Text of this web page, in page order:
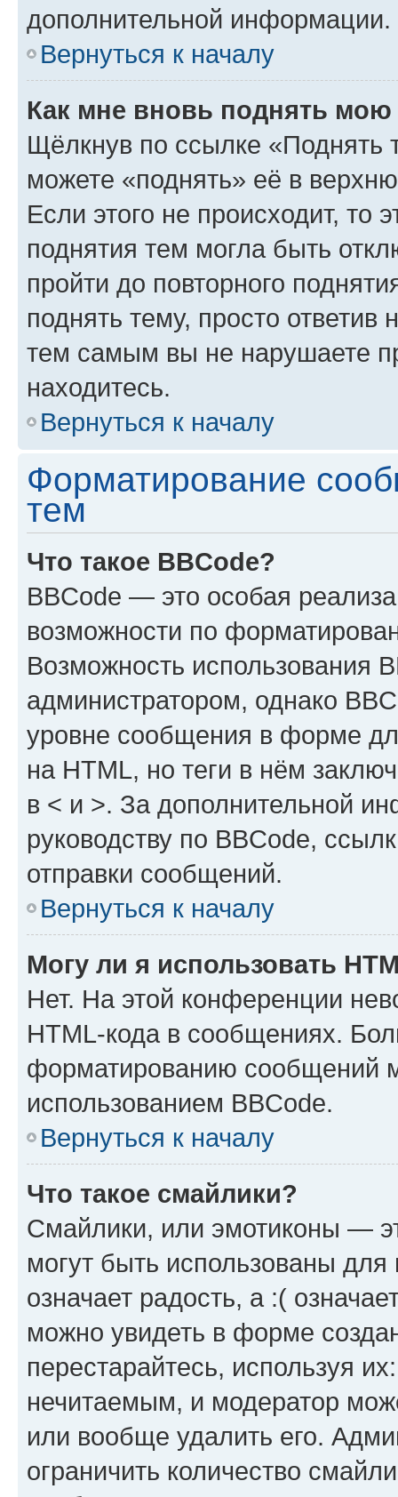
дополнительной информации.
Вернуться к началу
Как мне вновь поднять мою
Щёлкнув по ссылке «Поднять
можете «поднять» её в
Если этого не происходит, то
поднятия тем могла быть
пройти до повторного
поднять тему, просто ответив
тем самым вы не нарушаете
находитесь.
Вернуться к началу
Форматирование
тем
Что такое BBCode?
BBCode — это особая
возможности по
Возможность использования
администратором, однако
уровне сообщения в форме
на HTML, но теги в нём
в < и >. За дополнительной
руководству по BBCode,
отправки сообщений.
Вернуться к началу
Могу ли я использовать
Нет. На этой конференции
HTML-кода в сообщениях.
форматированию сообщений
использованием BBCode.
Вернуться к началу
Что такое смайлики?
Смайлики, или эмотиконы —
могут быть использованы
означает радость, а :(
можно увидеть в форме
перестарайтесь, используя
нечитаемым, и модератор
или вообще удалить его.
ограничить количество